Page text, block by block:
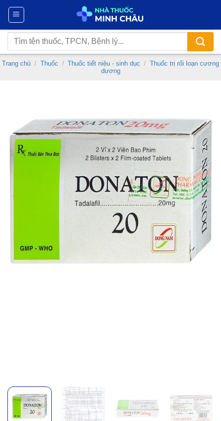
Chuyển
nội
dung
Tìm
kiếm:
Trang chủ / Thuốc / Thuốc tiết niệu - sinh dục / Thuốc trị rối loạn cương
dương